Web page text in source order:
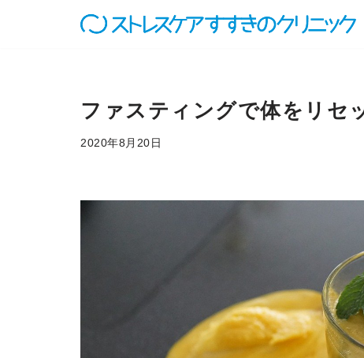
ファスティングで体をリセ
2020年8月20日